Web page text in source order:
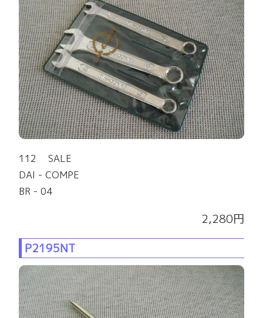
112 SALE
DAI - COMPE
BR - 04
2,280円
P2195NT